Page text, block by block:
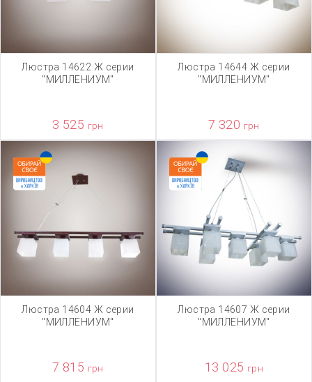
Люстра 14622 Ж серии
"МИЛЛЕНИУМ"
3 525 грн
Люстра 14644 Ж серии
"МИЛЛЕНИУМ"
7 320 грн
Люстра 14604 Ж серии
"МИЛЛЕНИУМ"
7 815 грн
Люстра 14607 Ж серии
"МИЛЛЕНИУМ"
13 025 грн